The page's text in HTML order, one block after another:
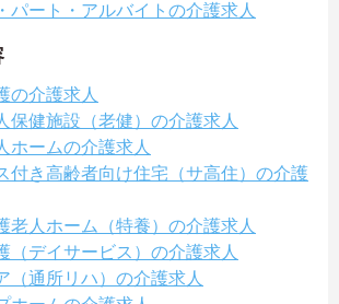
パート・アルバイトの介護求人
の介護求人
保健施設（老健）の介護求人
ホームの介護求人
付き高齢者向け住宅（サ高住）の介護
老人ホーム（特養）の介護求人
（デイサービス）の介護求人
（通所リハ）の介護求人